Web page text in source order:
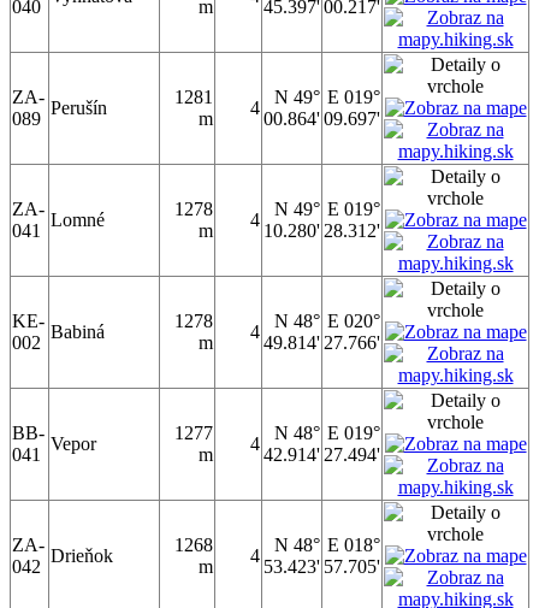
040
m
45.397'00.217'
ZA-
089
Perušín
1281
m
4
N 49°
00.864'
E 019°
09.697'
ZA-
041
Lomné
1278
m
4
N 49°
10.280'
E 019°
28.312'
KE-
002
Babiná
1278
m
4
N 48°
49.814'
E 020°
27.766'
BB-
041
Vepor
1277
m
4
N 48°
42.914'
E 019°
27.494'
ZA-
042
Drieňok
1268
m
4
N 48°
53.423'
E 018°
57.705'